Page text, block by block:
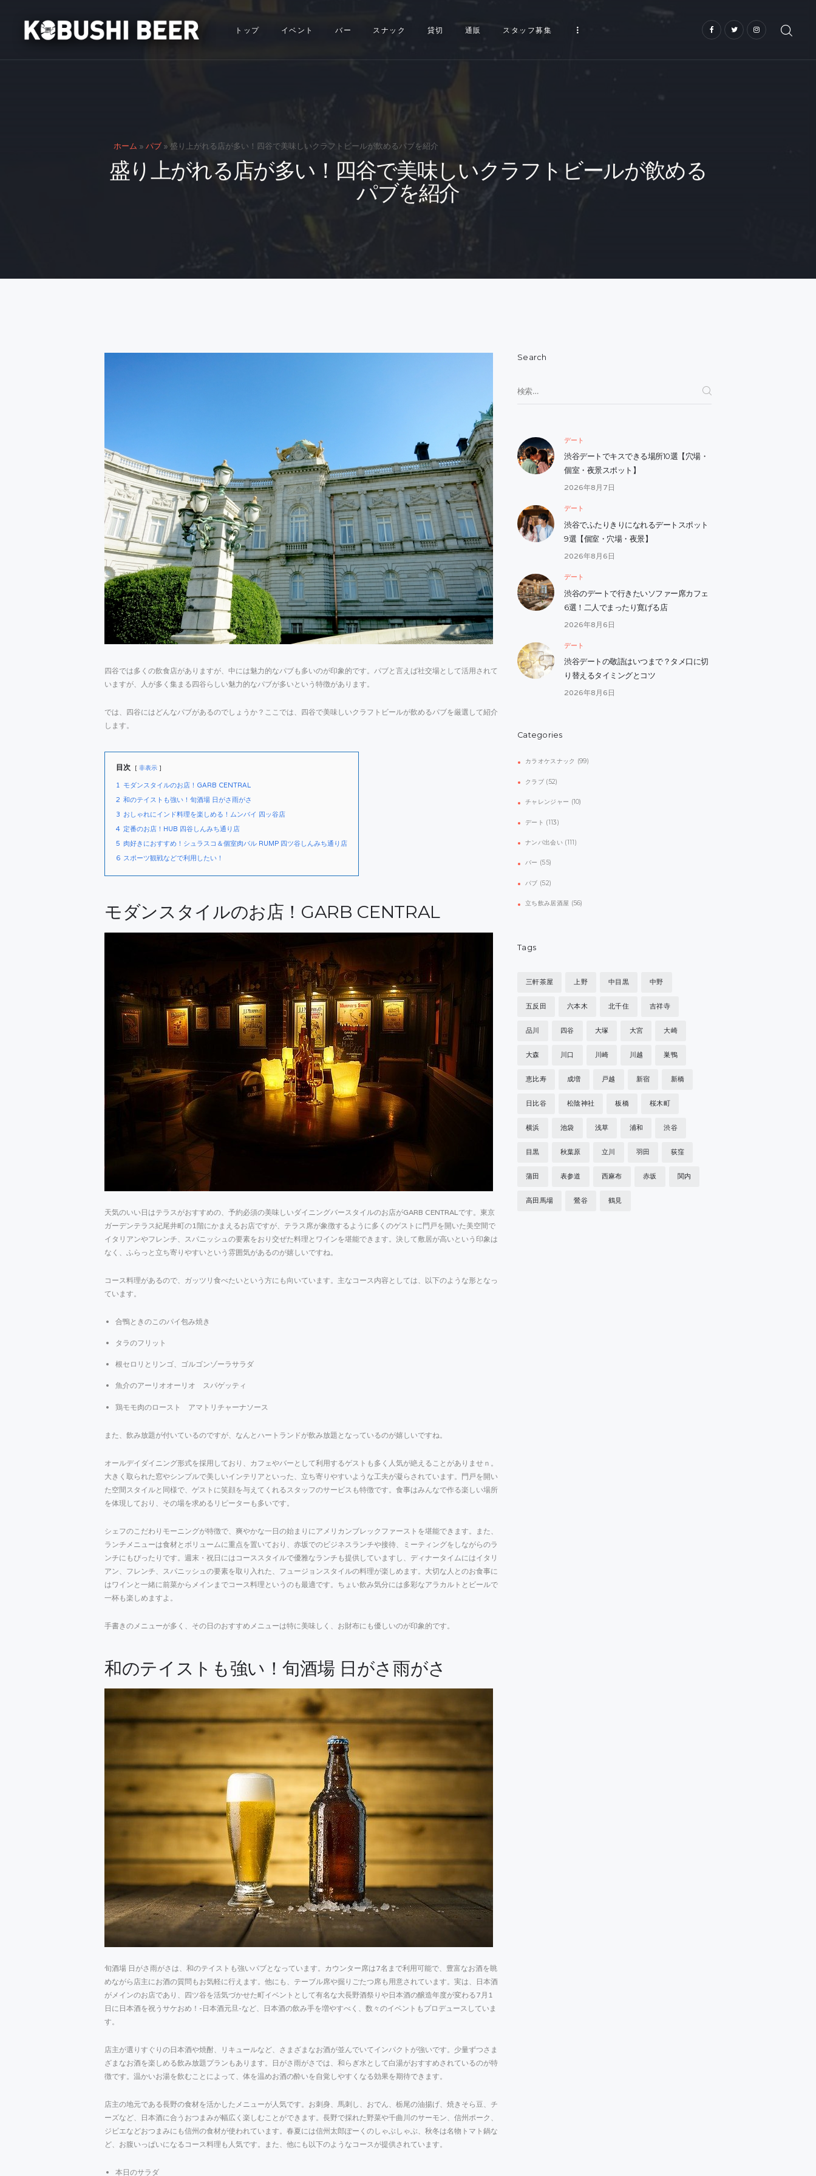
トップ イベント バー スナック 貸切 通販 スタッフ募集
ホーム » パブ » 盛り上がれる店が多い！四谷で美味しいクラフトビールが飲めるパブを紹介
盛り上がれる店が多い！四谷で美味しいクラフトビールが飲める
パブを紹介
スタッフ募集
問い合わせ
四谷では多くの飲食店がありますが、中には魅力的なパブも多いのが印象的です。パブと言えば社交場として活用されて
いますが、人が多く集まる四谷らしい魅力的なパブが多いという特徴があります。
では、四谷にはどんなパブがあるのでしょうか？ここでは、四谷で美味しいクラフトビールが飲めるパブを厳選して紹介
します。
目次 非表示
1 モダンスタイルのお店！GARB CENTRAL
2 和のテイストも強い！旬酒場 日がさ雨がさ
3 おしゃれにインド料理を楽しめる！ムンバイ 四ッ谷店
4 定番のお店！HUB 四谷しんみち通り店
5 肉好きにおすすめ！シュラスコ＆個室肉バル RUMP 四ツ谷しんみち通り店
6 スポーツ観戦などで利用したい！
モダンスタイルのお店！GARB CENTRAL
天気のいい日はテラスがおすすめの、予約必須の美味しいダイニングバースタイルのお店がGARB CENTRALです。東京
ガーデンテラス紀尾井町の1階にかまえるお店ですが、テラス席が象徴するように多くのゲストに門戸を開いた美空間で
イタリアンやフレンチ、スパニッシュの要素をおり交ぜた料理とワインを堪能できます。決して敷居が高いという印象は
なく、ふらっと立ち寄りやすいという雰囲気があるのが嬉しいですね。
コース料理があるので、ガッツリ食べたいという方にも向いています。主なコース内容としては、以下のような形となっ
ています。
合鴨ときのこのパイ包み焼き
タラのフリット
根セロリとリンゴ、ゴルゴンゾーラサラダ
魚介のアーリオオーリオ スパゲッティ
鶏モモ肉のロースト アマトリチャーナソース
また、飲み放題が付いているのですが、なんとハートランドが飲み放題となっているのが嬉しいですね。
オールデイダイニング形式を採用しており、カフェやバーとして利用するゲストも多く人気が絶えることがありませｎ。
大きく取られた窓やシンプルで美しいインテリアといった、立ち寄りやすいような工夫が凝らされています。門戸を開い
た空間スタイルと同様で、ゲストに笑顔を与えてくれるスタッフのサービスも特徴です。食事はみんなで作る楽しい場所
を体現しており、その場を求めるリピーターも多いです。
シェフのこだわりモーニングが特徴で、爽やかな一日の始まりにアメリカンブレックファーストを堪能できます。また、
ランチメニューは食材とボリュームに重点を置いており、赤坂でのビジネスランチや接待、ミーティングをしながらのラ
ンチにもぴったりです。週末・祝日にはコーススタイルで優雅なランチも提供していますし、ディナータイムにはイタリ
アン、フレンチ、スパニッシュの要素を取り入れた、フュージョンスタイルの料理が楽しめます。大切な人とのお食事に
はワインと一緒に前菜からメインまでコース料理というのも最適です。ちょい飲み気分には多彩なアラカルトとビールで
一杯も楽しめますよ。
手書きのメニューが多く、その日のおすすめメニューは特に美味しく、お財布にも優しいのが印象的です。
和のテイストも強い！旬酒場 日がさ雨がさ
旬酒場 日がさ雨がさは、和のテイストも強いパブとなっています。カウンター席は7名まで利用可能で、豊富なお酒を眺
めながら店主にお酒の質問もお気軽に行えます。他にも、テーブル席や掘りごたつ席も用意されています。実は、日本酒
がメインのお店であり、四ツ谷を活気づかせた町イベントとして有名な大長野酒祭りや日本酒の醸造年度が変わる7月1
日に日本酒を祝うサケおめ！-日本酒元旦-など、日本酒の飲み手を増やすべく、数々のイベントもプロデュースしていま
す。
店主が選りすぐりの日本酒や焼酎、リキュールなど、さまざまなお酒が並んでいてインパクトが強いです。少量ずつさま
ざまなお酒を楽しめる飲み放題プランもあります。日がさ雨がさでは、和らぎ水として白湯がおすすめされているのが特
徴です。温かいお湯を飲むことによって、体を温めお酒の酔いを自覚しやすくなる効果を期待できます。
店主の地元である長野の食材を活かしたメニューが人気です。お刺身、馬刺し、おでん、栃尾の油揚げ、焼きそら豆、チ
ーズなど、日本酒に合うおつまみが幅広く楽しむことができます。長野で採れた野菜や千曲川のサーモン、信州ポーク、
ジビエなどおつまみにも信州の食材が使われています。春夏には信州太郎ぽーくのしゃぶしゃぶ、秋冬は名物トマト鍋な
ど、お腹いっぱいになるコース料理も人気です。また、他にも以下のようなコースが提供されています。
本日のサラダ
Search
索:
デート
渋谷デートでキスできる場所10選【穴場・
個室・夜景スポット】
2026年8月7日
デート
渋谷でふたりきりになれるデートスポット
9選【個室・穴場・夜景】
2026年8月6日
デート
渋谷のデートで行きたいソファー席カフェ
6選！二人でまったり寛げる店
2026年8月6日
デート
渋谷デートの敬語はいつまで？タメ口に切
り替えるタイミングとコツ
2026年8月6日
Categories
カラオケスナック (99)
クラブ (52)
チャレンジャー (10)
デート (113)
ナンパ出会い (111)
バー (55)
パブ (52)
立ち飲み居酒屋 (56)
Tags
三軒茶屋 上野 中目黒 中野
五反田 六本木 北千住 吉祥寺
品川 四谷 大塚 大宮 大崎
大森 川口 川崎 川越 巣鴨
恵比寿 成増 戸越 新宿 新橋
日比谷 松陰神社 板橋 桜木町
横浜 池袋 浅草 浦和 渋谷
目黒 秋葉原 立川 羽田 荻窪
蒲田 表参道 西麻布 赤坂 関内
高田馬場 鶯谷 鶴見